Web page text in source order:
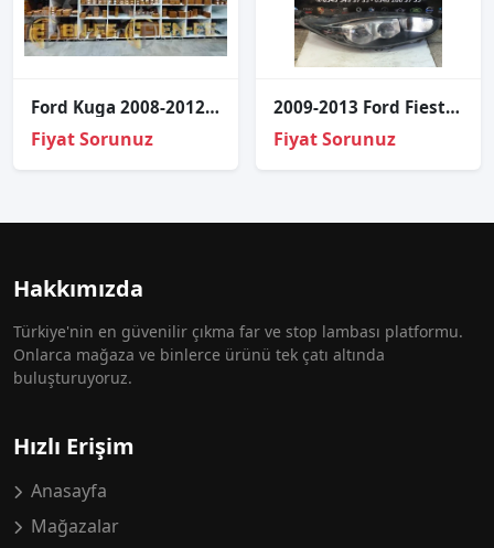
Ford Kuga 2008-2012 Xenon Far Beyni 6M2112K072AA
Fiyat Sorunuz
2009-2013 Ford Fiesta için Sağ Ön Far Çıkma Parçası
Fiyat Sorunuz
Hakkımızda
Türkiye'nin en güvenilir çıkma far ve stop lambası platformu.
Onlarca mağaza ve binlerce ürünü tek çatı altında
buluşturuyoruz.
Hızlı Erişim
Anasayfa
Mağazalar